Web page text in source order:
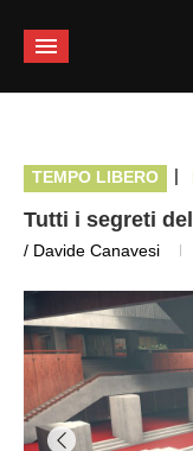
TEMPO LIBERO |
Tutti i segreti
/ Davide Canavesi